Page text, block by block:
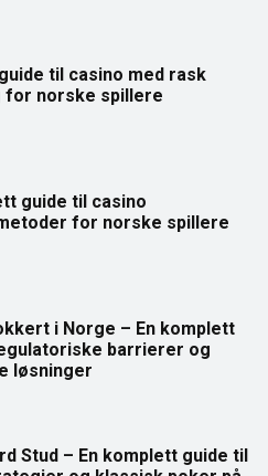
til casino med rask
for norske spillere
guide til casino
for norske spillere
i Norge – En komplett
barrierer og
løsninger
Stud – En komplett guide til